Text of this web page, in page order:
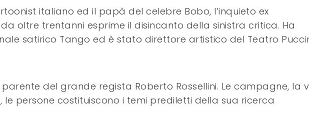
italiano ed il papà del celebre Bobo, l’inquieto ex
oltre trentanni esprime il disincanto della sinistra critica. Ha
satirico Tango ed è stato direttore artistico del Teatro
del grande regista Roberto Rossellini. Le campagne, la
le persone costituiscono i temi prediletti della sua ricerca